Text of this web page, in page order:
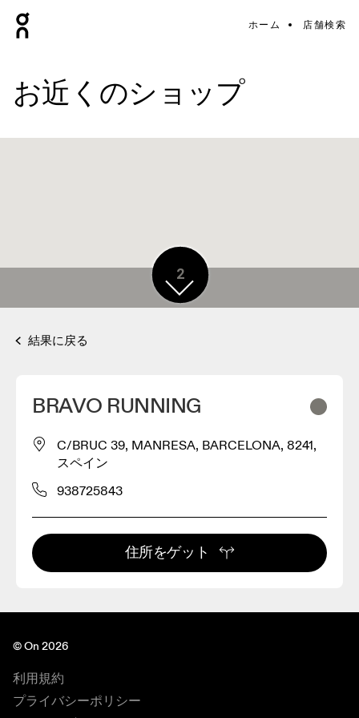
ホーム 店舗検索
お近くのショップ
2
結果に戻る
BRAVO RUNNING
C/BRUC 39, MANRESA, BARCELONA, 8241,
スペイン
938725843
住所をゲット
© On 2026
利用規約
プライバシーポリシー